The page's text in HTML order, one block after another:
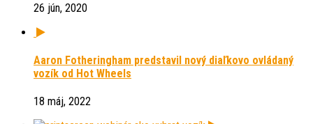
26 jún, 2020
Aaron Fotheringham predstavil nový diaľkovo ovládaný
vozík od Hot Wheels
18 máj, 2022